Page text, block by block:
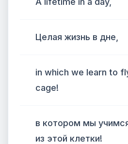
Целая жизнь в дне,
in which we learn to
cage!
в котором мы
из этой клетки!